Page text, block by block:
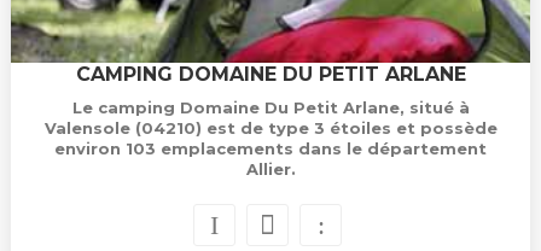
CAMPING DOMAINE DU PETIT ARLANE
Le camping Domaine Du Petit Arlane, situé à
Valensole (04210) est de type 3 étoiles et possède
environ 103 emplacements dans le département
Allier.